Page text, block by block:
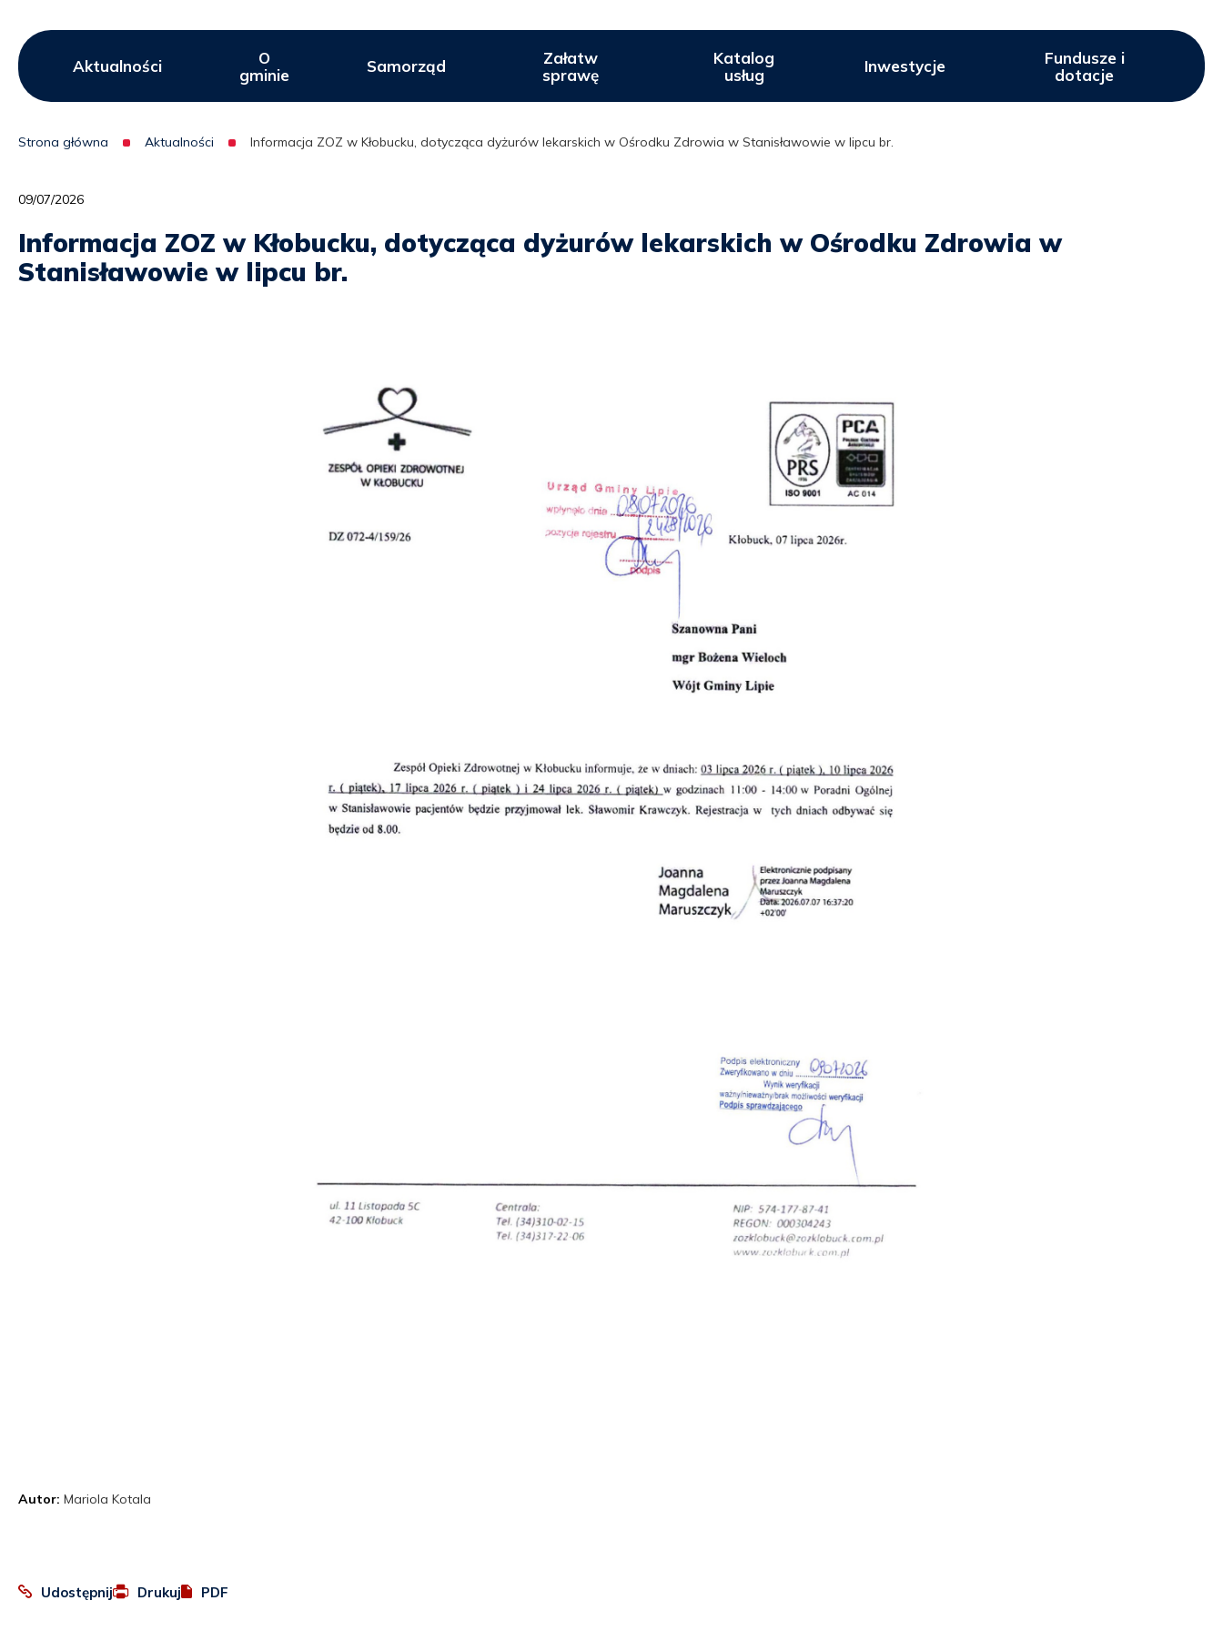
w
lipcu
Lipie
Menu
serwisu
Aktualności
O
gminie
Samorząd
Załatw
sprawę
Katalog
usług
Inwestycje
Fundusze i
dotacje
nawigacyjna
Strona główna Aktualności Informacja ZOZ w Kłobucku, dotycząca dyżurów lekarskich w Ośrodku Zdrowia w Stanisławowie w lipcu br.
09/07/2026
Informacja ZOZ w Kłobucku, dotycząca dyżurów lekarskich w Ośrodku Zdrowia w
Stanisławowie w lipcu br.
Autor: Mariola Kotala
Udostępnij:
DrukujOtworzy
PDF